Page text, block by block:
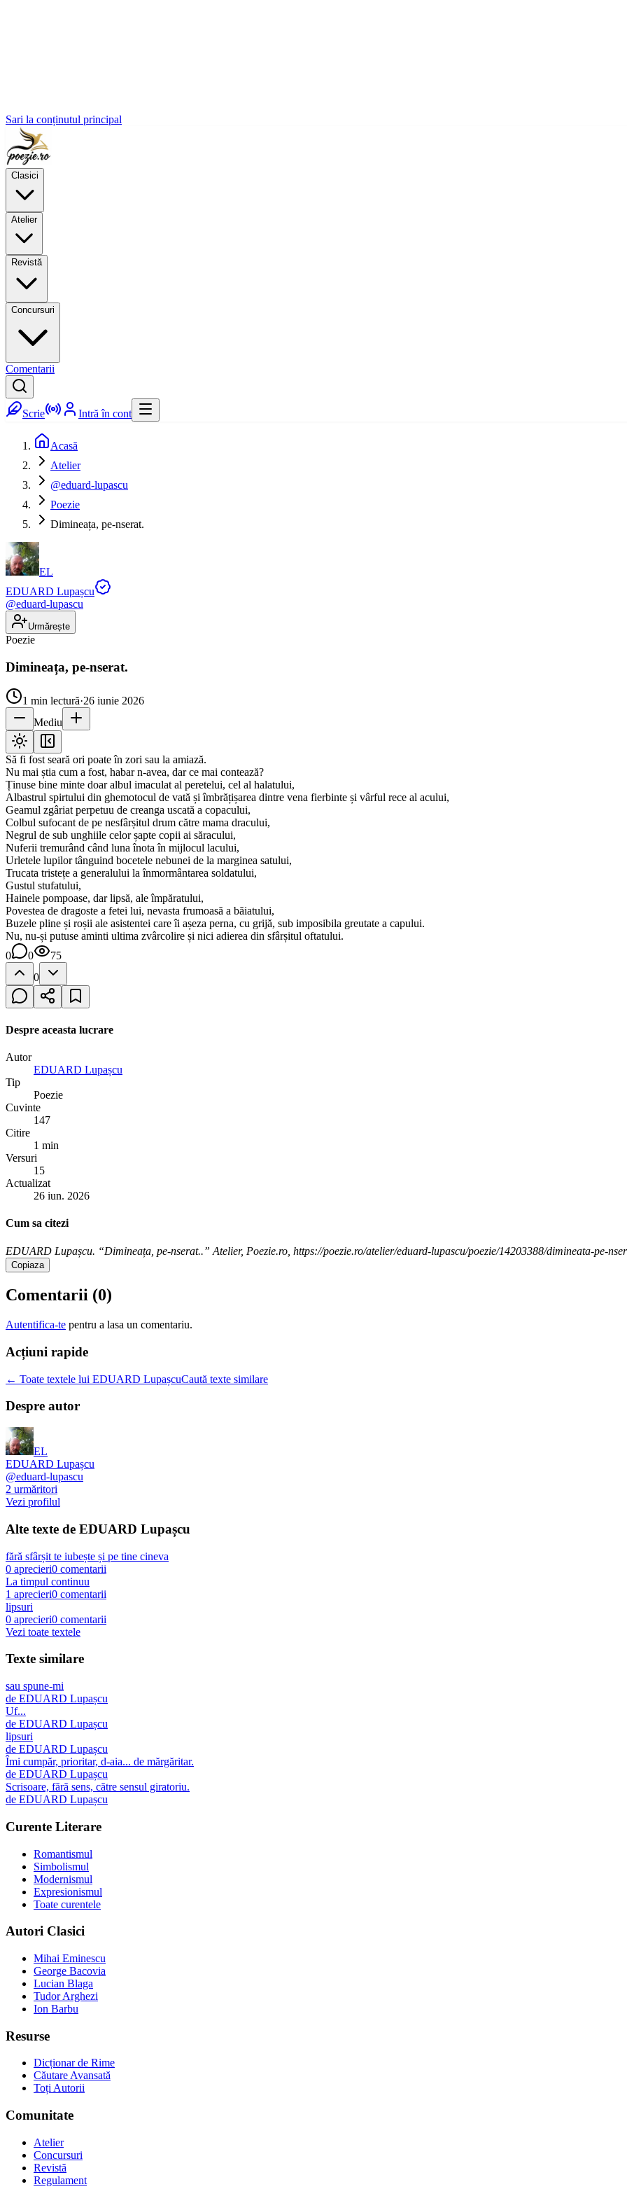
Sari la conținutul principal
Clasici
Atelier
Revistă
Concursuri
Comentarii
Scrie Intră în cont
Acasă
Atelier
@eduard-lupascu
Poezie
Dimineața, pe-nserat.
EL
EDUARD Lupașcu
@eduard-lupascu
Urmărește
Poezie
Dimineața, pe-nserat.
1 min lectură·26 iunie 2026
Mediu
Să fi fost seară ori poate în zori sau la amiază.
Nu mai știa cum a fost, habar n-avea, dar ce mai contează?
Ținuse bine minte doar albul imaculat al peretelui, cel al halatului,
Albastrul spirtului din ghemotocul de vată și îmbrățișarea dintre vena fierbinte și vârful rece al acului,
Geamul zgâriat perpetuu de creanga uscată a copacului,
Colbul sufocant de pe nesfârșitul drum către mama dracului,
Negrul de sub unghiile celor șapte copii ai săracului,
Nuferii tremurând când luna înota în mijlocul lacului,
Urletele lupilor tânguind bocetele nebunei de la marginea satului,
Trucata tristețe a generalului la înmormântarea soldatului,
Gustul stufatului,
Hainele pompoase, dar lipsă, ale împăratului,
Povestea de dragoste a fetei lui, nevasta frumoasă a băiatului,
Buzele pline și roșii ale asistentei care îi așeza perna, cu grijă, sub imposibila greutate a capului.
Nu, nu-și putuse aminti ultima zvârcolire și nici adierea din sfârșitul oftatului.
0
0
75
0
Despre aceasta lucrare
Autor
EDUARD Lupașcu
Tip
Poezie
Cuvinte
147
Citire
1 min
Versuri
15
Actualizat
26 iun. 2026
Cum sa citezi
EDUARD Lupașcu. “Dimineața, pe-nserat..” Atelier, Poezie.ro, https://poezie.ro/atelier/eduard-lupascu/poezie/14203388/dimineata-pe-
Copiaza
Comentarii (0)
Autentifica-te pentru a lasa un comentariu.
Acțiuni rapide
← Toate textele lui EDUARD LupașcuCaută texte similare
Despre autor
EL
EDUARD Lupașcu
@eduard-lupascu
2 urmăritori
Vezi profilul
Alte texte de EDUARD Lupașcu
fără sfârșit te iubește și pe tine cineva
0 aprecieri0 comentarii
La timpul continuu
1 aprecieri0 comentarii
lipsuri
0 aprecieri0 comentarii
Vezi toate textele
Texte similare
sau spune-mi
de EDUARD Lupașcu
Uf...
de EDUARD Lupașcu
lipsuri
de EDUARD Lupașcu
Îmi cumpăr, prioritar, d-aia... de mărgăritar.
de EDUARD Lupașcu
Scrisoare, fără sens, către sensul giratoriu.
de EDUARD Lupașcu
Curente Literare
Romantismul
Simbolismul
Modernismul
Expresionismul
Toate curentele
Autori Clasici
Mihai Eminescu
George Bacovia
Lucian Blaga
Tudor Arghezi
Ion Barbu
Resurse
Dicționar de Rime
Căutare Avansată
Toți Autorii
Comunitate
Atelier
Concursuri
Revistă
Regulament